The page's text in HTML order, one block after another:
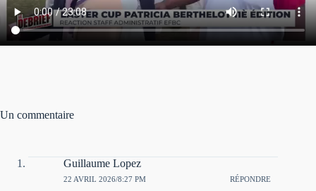
Un commentaire
Guillaume Lopez
22 AVRIL 2026/8:27 PM RÉPONDRE